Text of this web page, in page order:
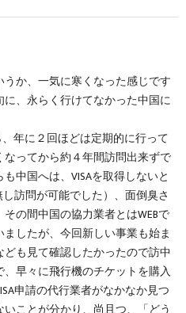
か、一気に寒くなった感じです
、永らく行けてなかった中国に
年に２回ほどは定期的に行って
ってから約４年間訪問出来ずで
中国へは、VISAを取得しないと
訪問が可能でした）、面倒臭さ
の間中国の協力業者とはWEBで
したが、今回新しい事業も始ま
も見て確認したかったので訪中
早々に飛行機のチケットを購入
申請の代行業者がなかなか見つ